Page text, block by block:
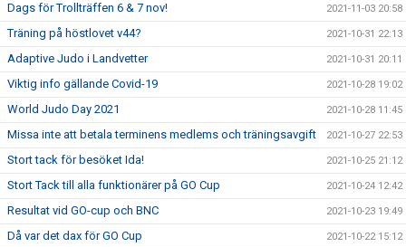
Dags för Trollträffen 6 & 7 nov! 2021-11-03 20:58
Träning på höstlovet v44? 2021-10-31 22:13
Adaptive Judo i Landvetter 2021-10-31 20:11
Viktig info gällande Covid-19 2021-10-28 19:02
World Judo Day 2021 2021-10-28 11:45
Missa inte att betala terminens medlems och träningsavgift 2021-10-27 22:53
Stort tack för besöket Ida! 2021-10-25 21:12
Stort Tack till alla funktionärer på GO Cup 2021-10-24 12:42
Resultat vid GO-cup och BNC 2021-10-23 19:49
Då var det dax för GO Cup 2021-10-22 15:12